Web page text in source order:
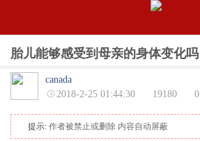
胎儿能够感受到母亲的身体变化吗
canada
2018-2-25 01:44:30
19180 0
提示: 作者被禁止或删除 内容自动屏蔽